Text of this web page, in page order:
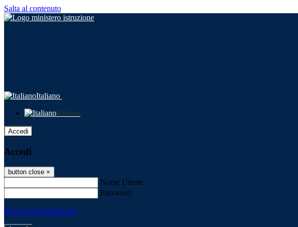
Salta al contenuto
Italiano
Italiano
Accedi
Accedi
button close ×
Nome Utente
Password
Password dimenticata?